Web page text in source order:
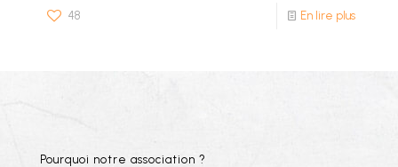
48 En lire plus
Pourquoi notre association ?